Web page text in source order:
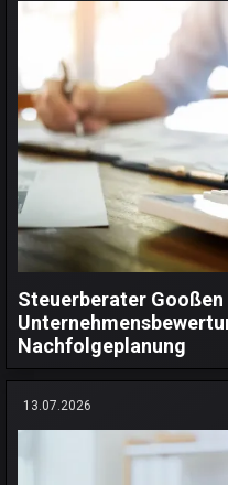
Steuerberater
Nachfolgeplanung
13.07.2026